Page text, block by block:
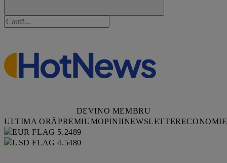
DEVINO MEMBRU
ULTIMA ORĂPREMIUMOPINIINEWSLETTERECONOMIE
5.2489
4.5480